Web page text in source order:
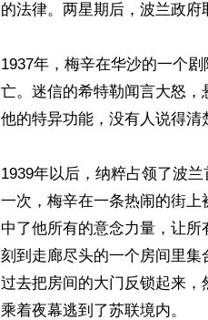
的法律。两星期后，波兰政府
1937年，梅辛在华沙的一个
亡。迷信的希特勒闻言大怒
他的特异功能，没有人说得清
1939年以后，纳粹占领了波
一次，梅辛在一条热闹的街
中了他所有的意念力量，让
刻到走廊尽头的一个房间里
过去把房间的大门反锁起来，
乘着夜幕逃到了苏联境内。